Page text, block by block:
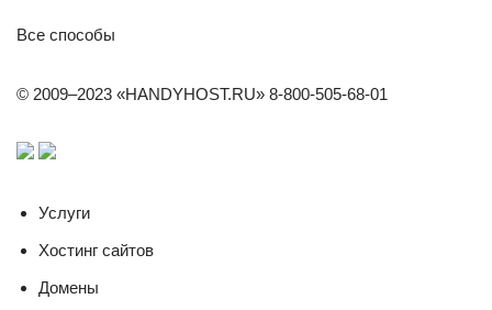
Все способы
© 2009–2023 «HANDYHOST.RU» 8-800-505-68-01
Услуги
Хостинг сайтов
Домены